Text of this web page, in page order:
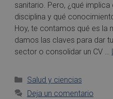
sanitario. Pero, ¿qué
disciplina y qué
Hoy, te contamos qué es la
damos las claves para dar
sector o consolidar un CV …
Salud y ciencias
Deja un comentario